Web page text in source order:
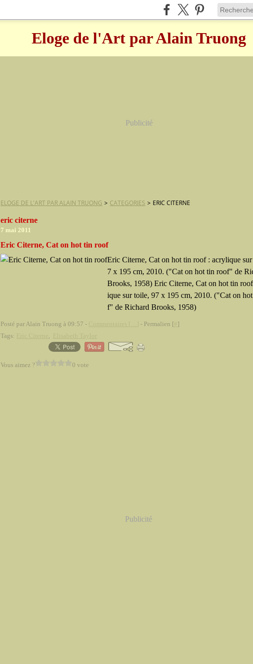
Eloge de l'Art par Alain Truong
Publicité
ELOGE DE L'ART PAR ALAIN TRUONG > CATEGORIES > ERIC CITERNE
eric citerne
7 mai 2011
Eric Citerne, Cat on hot tin roof
Eric Citerne, Cat on hot tin roof : acrylique
7 x 195 cm, 2010. ("Cat on hot tin roof" de
Brooks, 1958) Eric Citerne, Cat on hot tin
ique sur toile, 97 x 195 cm, 2010. ("Cat on
f" de Richard Brooks, 1958)
Posté par Alain Truong à 09:57 - - Permalien [ ]
Tags:
,
Vous aimez ? 0 vote
Publicité